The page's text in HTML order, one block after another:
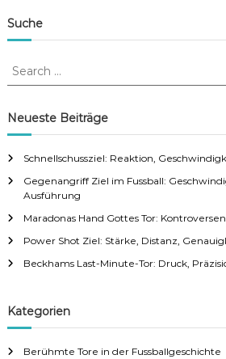
Suche
S
r
c
f
o
:
Neueste Beiträge
Schnellschussziel: Reaktion,
Gegenangriff Ziel im Fussball:
Ausführung
Maradonas Hand Gottes Tor:
Power Shot Ziel: Stärke, Distanz,
Beckhams Last-Minute-Tor: Druck,
Kategorien
Berühmte Tore in der Fussballgeschichte